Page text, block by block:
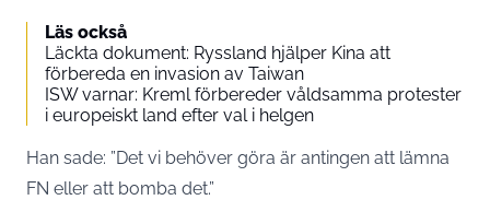
Läs också
Läckta dokument: Ryssland hjälper Kina att
förbereda en invasion av Taiwan
ISW varnar: Kreml förbereder våldsamma protester
i europeiskt land efter val i helgen
Han sade: ”Det vi behöver göra är antingen att lämna
FN eller att bomba det.”